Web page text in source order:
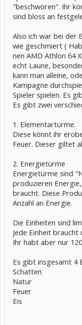
"beschwören". Ihr
sind bloss an
Also ich war bei der
wie geschmiert (
nen AMD Athlon 64
echt Laune,
kann man alleine,
Kampagne
Spieler spielen. Es
Es gibt zwei
1. Elementartürme.
Diese könnt ihr
Feuer. Dieser giltet
2. Energietürme
Energietürme sind
produzieren
braucht. Diese
Anzahl an Energie.
Die Einheiten sind
Jede Einheit braucht
Ihr habt aber nur
Es gibt insgesamt 4
Schatten
Natur
Feuer
Eis